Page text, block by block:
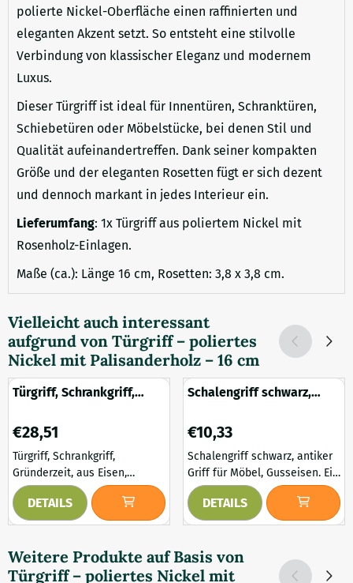
polierte Nickel-Oberfläche einen raffinierten und
eleganten Akzent setzt. So entsteht eine stilvolle
Verbindung von klassischer Eleganz und modernem
Luxus.
Dieser Türgriff ist ideal für Innentüren, Schranktüren,
Schiebetüren oder Möbelstücke, bei denen Stil und
Qualität aufeinandertreffen. Dank seiner kompakten
Größe und der eleganten Rosetten fügt er sich dezent
und dennoch markant in jedes Interieur ein.
Lieferumfang: 1x Türgriff aus poliertem Nickel mit
Rosenholz-Einlagen.
Maße (ca.): Länge 16 cm, Rosetten: 3,8 x 3,8 cm.
Vielleicht auch interessant
aufgrund von Türgriff – poliertes
Nickel mit Palisanderholz – 16 cm
Türgriff, Schrankgriff,
Preis: 28,51
€28,51
Türgriff, Schrankgriff,
Gründerzeit, aus Eisen,
Messing patiniert. Dieser
Türgriff stammt von einem
antiken Original aus dieser
und bietet wunderbare
Einbaumöglichkeiten
DETAILS
Schalengriff schwarz,
Preis: 10,33
€10,33
Schalengriff schwarz, antiker
Griff für Möbel, Gusseisen. Ein
antiker Griff für Schubladen
und Türen. Geeignet für die
Wiederbelebung und
nostalgische Design,
kombiniert mit der schwarzen
DETAILS
Weitere Produkte auf Basis von
Türgriff – poliertes Nickel mit